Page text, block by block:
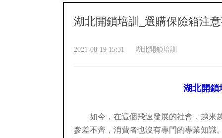
湖北開鎖培訓_選購保險箱注
2021-08-19 15:31 湖北開鎖培訓
湖北開鎖
如今，在這個飛速發展的社會，越來
參差不齊，消費者也沒有專門的專業知識